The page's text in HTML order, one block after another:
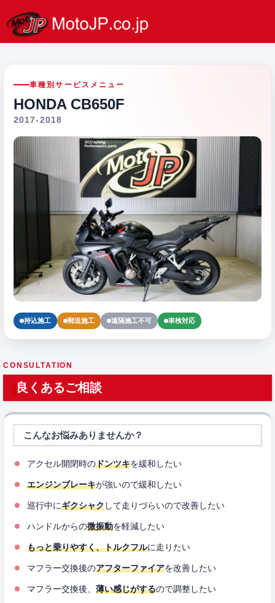
車種別サービスメニュー
HONDA CB650F
2017-2018
持込施工 郵送施工 遠隔施工不可 車検対応
CONSULTATION
良くあるご相談
こんなお悩みありませんか？
アクセル開閉時のドンツキを緩和したい
エンジンブレーキが強いので緩和したい
巡行中にギクシャクして走りづらいので改善したい
ハンドルからの微振動を軽減したい
もっと乗りやすく、トルクフルに走りたい
マフラー交換後のアフターファイアを改善したい
マフラー交換後、 薄い感じがするので調整したい